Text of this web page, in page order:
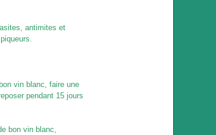
antimites et
vin blanc, faire une
pendant 15 jours
bon vin blanc,